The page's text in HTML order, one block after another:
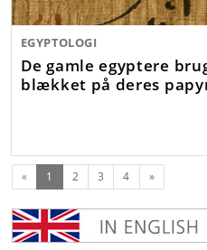
EGYPTOLOGI
De gamle egyptere
blækket på deres
« 1 (nuværende)
2 3 4 Næste
»